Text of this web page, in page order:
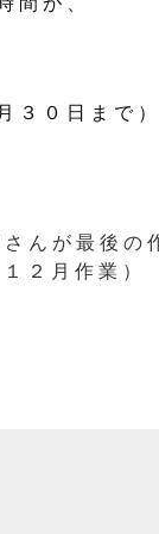
３０日まで）
んが最後の
２月作業）